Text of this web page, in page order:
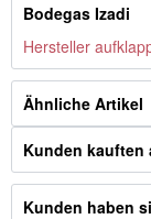
Bodegas Izadi
Hersteller
Ähnliche Artikel
Kunden kauften
Kunden haben